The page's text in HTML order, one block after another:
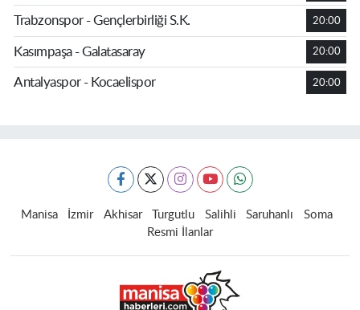
Trabzonspor - Gençlerbirliği S.K. 20:00
Kasımpaşa - Galatasaray 20:00
Antalyaspor - Kocaelispor 20:00
Manisa İzmir Akhisar Turgutlu Salihli Saruhanlı
Soma
Resmi İlanlar